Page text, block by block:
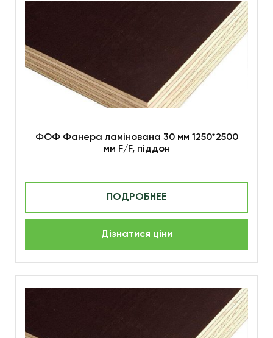
ФОФ Фанера ламінована 30 мм 1250*2500
мм F/F, піддон
ПОДРОБНЕЕ
Дізнатися ціни